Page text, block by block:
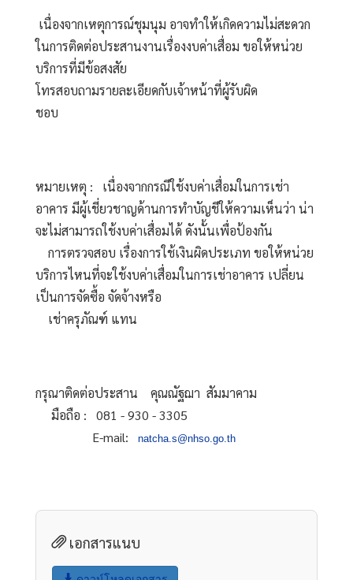
เนื่องจากเหตุการณ์ชุมนุม อาจทำให้เกิดความไม่สะดวก
ในการติดต่อประสานงานเรื่องงบค่าเสื่อม ขอให้หน่วย
บริการที่มีข้อสงสัย
โทรสอบถามรายละเอียดกับเจ้าหน้าที่ผู้รับผิด
ชอบ
หมายเหตุ :   เนื่องจากกรณีใช้งบค่าเสื่อมในการเช่า
อาคาร มีผู้เชี่ยวชาญด้านการทำบัญชีให้ความเห็นว่า น่า
จะไม่สามารถใช้งบค่าเสื่อมได้ ดังนั้นเพื่อป้องกัน
การตรวจสอบ เรื่องการใช้เงินผิดประเภท ขอให้หน่วย
บริการไหนที่จะใช้งบค่าเสื่อมในการเช่าอาคาร เปลี่ยน
เป็นการจัดซื้อ จัดจ้างหรือ
เช่าครุภัณฑ์ แทน
กรุณาติดต่อประสาน    คุณณัฐฌา  สัมมาคาม
มือถือ :   081 - 930 - 3305
E-mail:
natcha.s@nhso.go.th
เอกสารแนบ